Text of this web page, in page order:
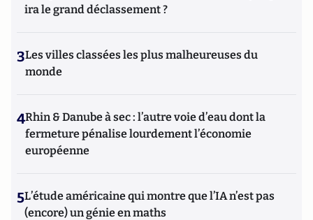
ira le grand déclassement ?
3Les villes classées les plus malheureuses du
monde
4Rhin & Danube à sec : l’autre voie d’eau dont la
fermeture pénalise lourdement l’économie
européenne
5L’étude américaine qui montre que l’IA n’est pas
(encore) un génie en maths